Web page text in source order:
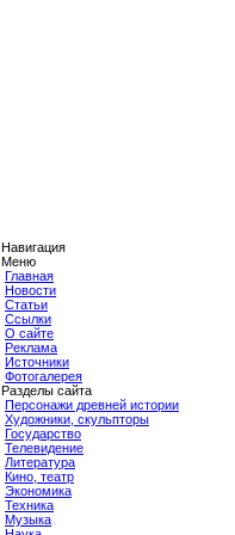
Навигация
Меню
Главная
Новости
Статьи
Ссылки
О сайте
Реклама
Источники
Фотогалерея
Разделы сайта
Персонажи древней истории
Художники, скульпторы
Государство
Телевидение
Литература
Кино, театр
Экономика
Техника
Музыка